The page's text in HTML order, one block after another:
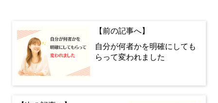
自分が何者かを明確にしても
らって変われました